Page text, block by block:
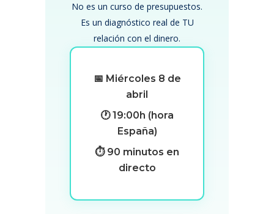
No es un curso de presupuestos.
Es un diagnóstico real de TU
relación con el dinero.
📅 Miércoles 8 de
abril
🕐 19:00h (hora
España)
⏱️ 90 minutos en
directo